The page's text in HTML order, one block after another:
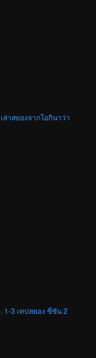
ล่าสยองจากโอกินาว่า
1-3 เทปสยอง ซีซัน 2